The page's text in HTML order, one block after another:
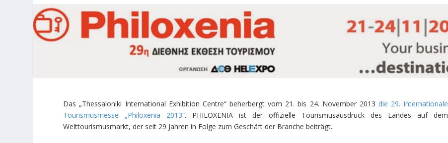
Das „Thessaloniki International Exhibition Centre“ beherbergt vom 21. bis 24. November 2013 die 29. Internationale
Tourismusmesse „Philoxenia 2013“. PHILOXENIA ist der offizielle Tourismusausdruck des Landes auf dem
Welttourismusmarkt, der seit 29 Jahren in Folge zum Geschäft der Branche beiträgt.